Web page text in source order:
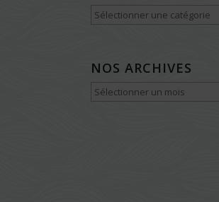
Les
Blog
NOS ARCHIVES